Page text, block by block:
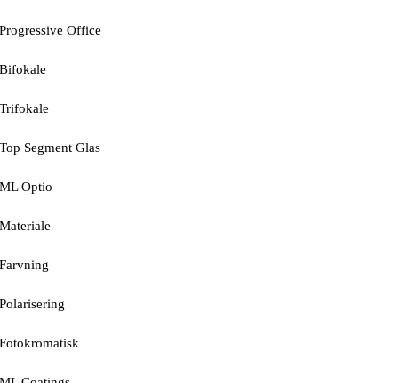
Progressive Office
Bifokale
Trifokale
Top Segment Glas
ML Optio
Materiale
Farvning
Polarisering
Fotokromatisk